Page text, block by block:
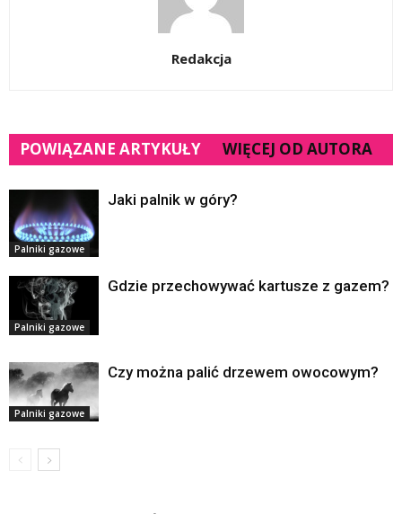
Redakcja
POWIĄZANE ARTYKUŁY WIĘCEJ OD AUTORA
Palniki gazowe
Jaki palnik w góry?
Palniki gazowe
Gdzie przechowywać kartusze z gazem?
Palniki gazowe
Czy można palić drzewem owocowym?